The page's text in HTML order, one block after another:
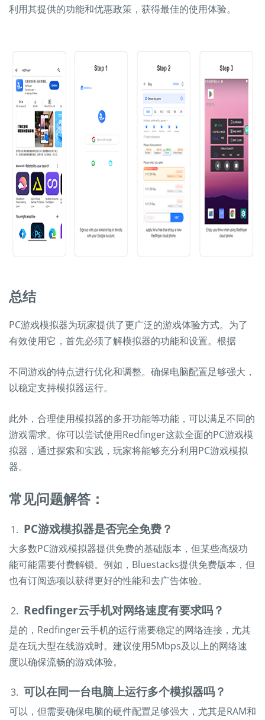
利用其提供的功能和优惠政策，获得最佳的使用体验。
总结
PC游戏模拟器为玩家提供了更广泛的游戏体验方式。为了
有效使用它，首先必须了解模拟器的功能和设置。根据
不同游戏的特点进行优化和调整。确保电脑配置足够强大，
以稳定支持模拟器运行。
此外，合理使用模拟器的多开功能等功能，可以满足不同的
游戏需求。你可以尝试使用Redfinger这款全面的PC游戏模
拟器，通过探索和实践，玩家将能够充分利用PC游戏模拟
器。
常见问题解答：
PC游戏模拟器是否完全免费？
大多数PC游戏模拟器提供免费的基础版本，但某些高级功
能可能需要付费解锁。例如，Bluestacks提供免费版本，但
也有订阅选项以获得更好的性能和去广告体验。
Redfinger云手机对网络速度有要求吗？
是的，Redfinger云手机的运行需要稳定的网络连接，尤其
是在玩大型在线游戏时。建议使用5Mbps及以上的网络速
度以确保流畅的游戏体验。
可以在同一台电脑上运行多个模拟器吗？
可以，但需要确保电脑的硬件配置足够强大，尤其是RAM和